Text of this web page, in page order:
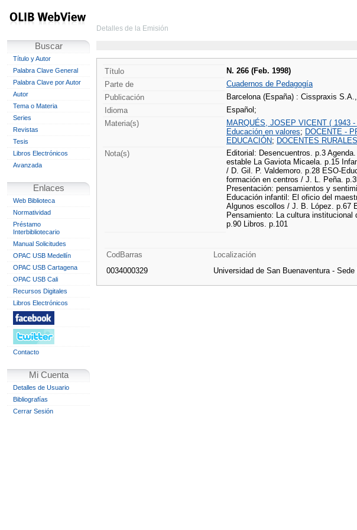
Buscar
Título y Autor
Palabra Clave General
Palabra Clave por Autor
Autor
Tema o Materia
Series
Revistas
Tesis
Libros Electrónicos
Avanzada
Enlaces
Web Biblioteca
Normatividad
Préstamo
Interbibliotecario
Manual Solicitudes
OPAC USB Medellín
OPAC USB Cartagena
OPAC USB Cali
Recursos Digitales
Libros Electrónicos
Contacto
Mi Cuenta
Detalles de Usuario
Bibliografías
Cerrar Sesión
Detalles de la Emisión
Título N. 266 (Feb. 1998)
Parte de
Cuadernos de Pedagogía
Publicación
Barcelona (España) : Cisspraxis
Idioma
Español;
Materia(s)
MARQUÉS, JOSEP VICENT ( 1943
Educación en valores; DOCENTE -
EDUCACIÓN; DOCENTES RURALES
Nota(s)
Editorial: Desencuentros. p.3
estable La Gaviota Micaela. p.15
/ D. Gil. P. Valdemoro. p.28 ESO-
formación en centros / J. L. Peña.
Presentación: pensamientos y
Educación infantil: El oficio del
Algunos escollos / J. B. López. p.67
Pensamiento: La cultura
p.90 Libros. p.101
CodBarras
Localización
0034000329
Universidad de San Buenaventura - Sede